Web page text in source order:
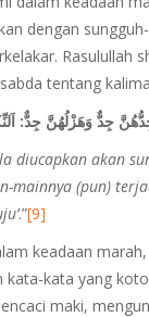
dengan
Rasulullah
tentang
جِدٌّ وَهَزْلُهُنَّ جِدٌّ:
diucapkan akan
mainnya (pun)
.”[9]
keadaan
kata-kata yang
maki,